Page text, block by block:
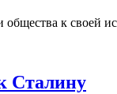
к своей
Сталину